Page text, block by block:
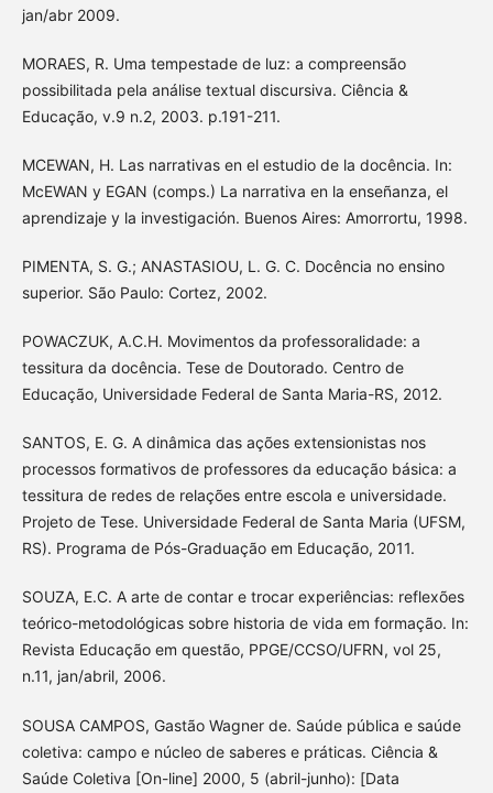
jan/abr 2009.
MORAES, R. Uma tempestade de luz: a compreensão
possibilitada pela análise textual discursiva. Ciência &
Educação, v.9 n.2, 2003. p.191-211.
MCEWAN, H. Las narrativas en el estudio de la docência. In:
McEWAN y EGAN (comps.) La narrativa en la enseñanza, el
aprendizaje y la investigación. Buenos Aires: Amorrortu, 1998.
PIMENTA, S. G.; ANASTASIOU, L. G. C. Docência no ensino
superior. São Paulo: Cortez, 2002.
POWACZUK, A.C.H. Movimentos da professoralidade: a
tessitura da docência. Tese de Doutorado. Centro de
Educação, Universidade Federal de Santa Maria-RS, 2012.
SANTOS, E. G. A dinâmica das ações extensionistas nos
processos formativos de professores da educação básica: a
tessitura de redes de relações entre escola e universidade.
Projeto de Tese. Universidade Federal de Santa Maria (UFSM,
RS). Programa de Pós-Graduação em Educação, 2011.
SOUZA, E.C. A arte de contar e trocar experiências: reflexões
teórico-metodológicas sobre historia de vida em formação. In:
Revista Educação em questão, PPGE/CCSO/UFRN, vol 25,
n.11, jan/abril, 2006.
SOUSA CAMPOS, Gastão Wagner de. Saúde pública e saúde
coletiva: campo e núcleo de saberes e práticas. Ciência &
Saúde Coletiva [On-line] 2000, 5 (abril-junho): [Data